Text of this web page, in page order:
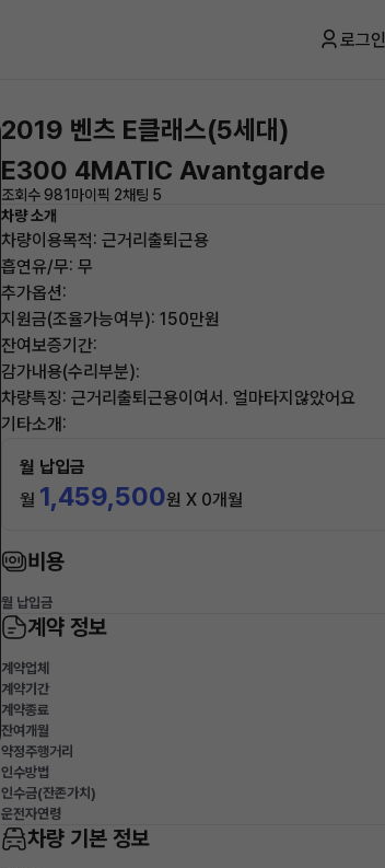
로그인
2019 벤츠 E클래스(5세대)
E300 4MATIC Avantgarde
조회수 981 마이픽 2채팅 5
차량 소개
차량이용목적: 근거리출퇴근용
흡연유/무: 무
추가옵션:
지원금(조율가능여부): 150만원
잔여보증기간:
감가내용(수리부분):
차량특징: 근거리출퇴근용이여서. 얼마타지않았어요
기타소개:
월 납입금
월 1,459,500원 X 0개월
비용
월 납입금
계약 정보
계약업체
계약기간
계약종료
잔여개월
약정주행거리
인수방법
인수금(잔존가치)
운전자연령
차량 기본 정보